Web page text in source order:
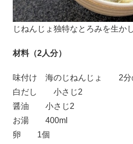
じねんじょ独特なとろみを生か
材料（2人分）
味付け 海のじねんじょ
2分
白だし
小さじ2
醤油
小さじ2
お湯
400ml
卵
1個